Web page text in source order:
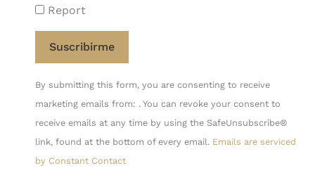
Report
Constant
Contact
Use.
Please
leave
By submitting this form, you are consenting to receive
marketing emails from: . You can revoke your consent to
receive emails at any time by using the SafeUnsubscribe®
link, found at the bottom of every email. Emails are serviced
by Constant Contact